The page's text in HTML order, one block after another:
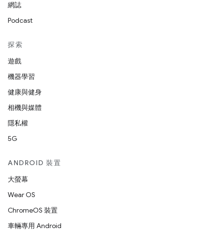
網誌
Podcast
探索
遊戲
機器學習
健康與健身
相機與媒體
隱私權
5G
ANDROID 裝置
大螢幕
Wear OS
ChromeOS 裝置
車輛專用 Android